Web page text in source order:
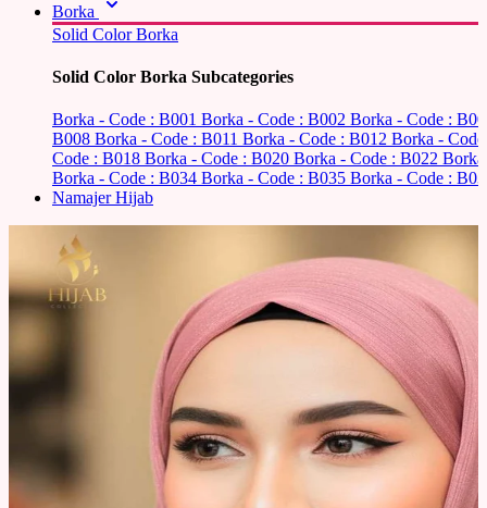
Borka
Solid Color Borka
Solid Color Borka Subcategories
Borka - Code : B001 Borka - Code : B002 Borka - Code :
B008 Borka - Code : B011 Borka - Code : B012 Borka -
Code : B018 Borka - Code : B020 Borka - Code : B022
Borka - Code : B034 Borka - Code : B035 Borka - Code :
Namajer Hijab